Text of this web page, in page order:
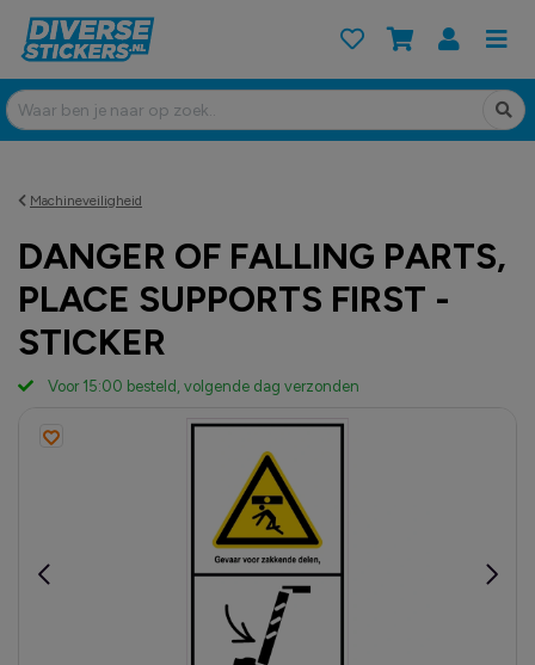
Machineveiligheid
DANGER OF FALLING PARTS,
PLACE SUPPORTS FIRST -
STICKER
Voor 15:00 besteld, volgende dag verzonden